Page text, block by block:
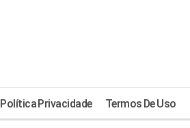
Política Privacidade Termos De Uso